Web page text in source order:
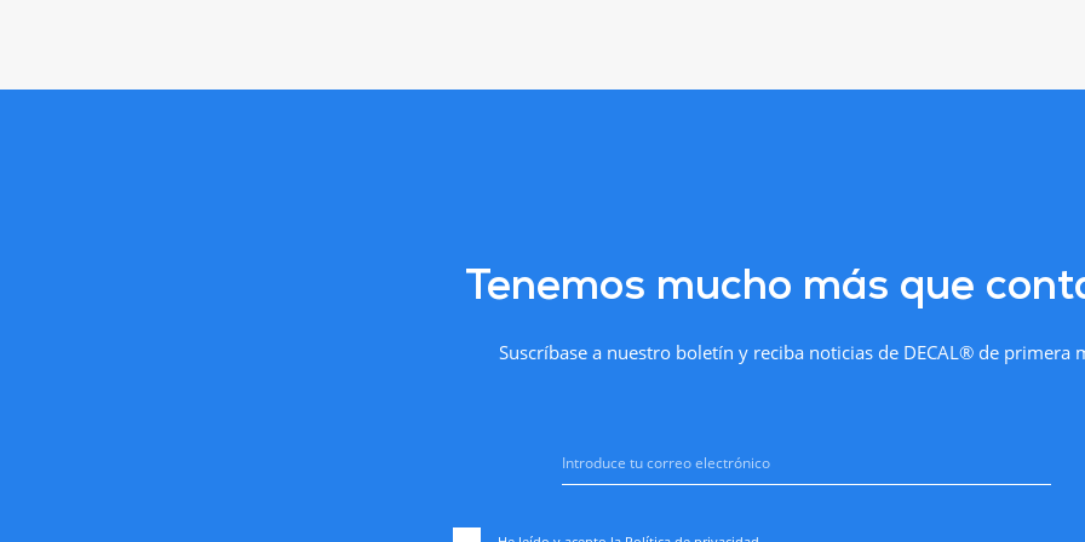
Tenemos mucho más que
Suscríbase a nuestro boletín y reciba noticias de DECAL® de primera